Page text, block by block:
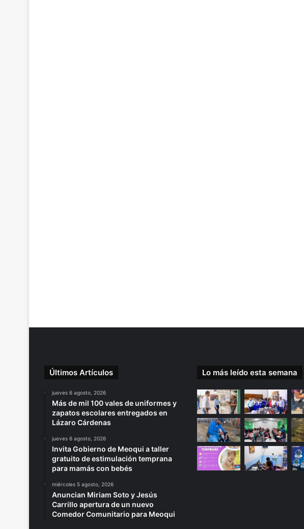
Últimos Artículos
jueves 6 agosto, 2026
Más de mil 100 vales de uniformes y
zapatos escolares entregados en
Lázaro Cárdenas
jueves 6 agosto, 2026
Invita Gobierno de Meoqui a taller
gratuito de estimulación temprana
para mamás con bebés
miércoles 5 agosto, 2026
Anuncian Miriam Soto y Jesús
Carrillo apertura de un nuevo
Comedor Comunitario para Meoqui
Lo más leído esta semana